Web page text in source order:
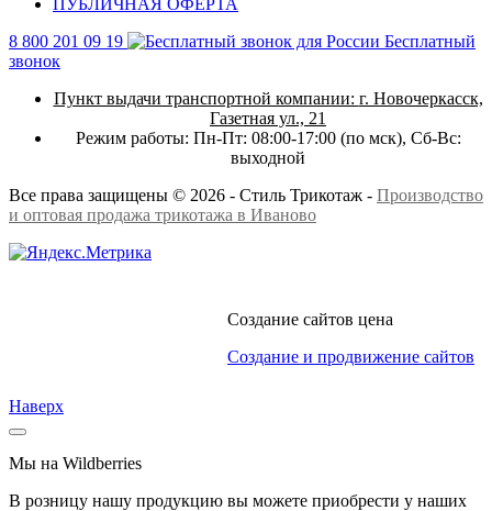
ПУБЛИЧНАЯ ОФЕРТА
8 800 201 09 19
Бесплатный
звонок
Пункт выдачи транспортной компании: г. Новочеркасск,
Газетная ул., 21
Режим работы: Пн-Пт: 08:00-17:00 (по мск), Сб-Вс:
выходной
Все права защищены © 2026 - Стиль Трикотаж - Производство
и оптовая продажа трикотажа в Иваново
Создание сайтов цена
Создание и продвижение сайтов
Наверх
Мы на Wildberries
В розницу нашу продукцию вы можете приобрести у наших